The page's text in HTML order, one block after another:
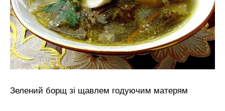
Зелений борщ зі щавлем годуючим матерям